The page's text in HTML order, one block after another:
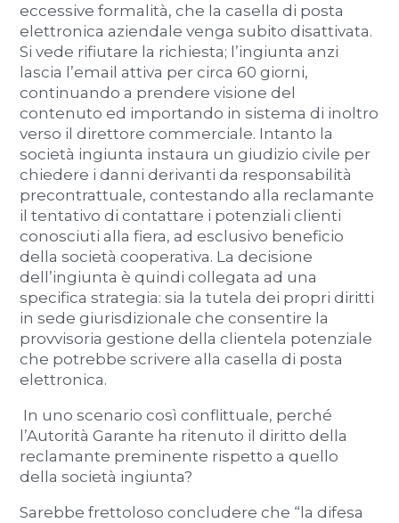
eccessive formalità, che la casella di posta
elettronica aziendale venga subito disattivata.
Si vede rifiutare la richiesta; l’ingiunta anzi
lascia l’email attiva per circa 60 giorni,
continuando a prendere visione del
contenuto ed importando in sistema di inoltro
verso il direttore commerciale. Intanto la
società ingiunta instaura un giudizio civile per
chiedere i danni derivanti da responsabilità
precontrattuale, contestando alla reclamante
il tentativo di contattare i potenziali clienti
conosciuti alla fiera, ad esclusivo beneficio
della società cooperativa. La decisione
dell’ingiunta è quindi collegata ad una
specifica strategia: sia la tutela dei propri diritti
in sede giurisdizionale che consentire la
provvisoria gestione della clientela potenziale
che potrebbe scrivere alla casella di posta
elettronica.
In uno scenario così conflittuale, perché
l’Autorità Garante ha ritenuto il diritto della
reclamante preminente rispetto a quello
della società ingiunta?
Sarebbe frettoloso concludere che “la difesa